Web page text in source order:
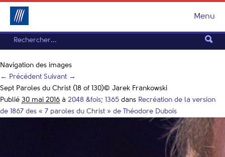
Menu
Navigation des images
← Précédent Suivant →
Sept Paroles du Christ (18 of 130)© Jarek Frankowski
Publié 30 mai 2016 à 2048 &fois; 1365 dans Recréation de la version
de 1867 des « 7 paroles du Christ » de Théodore Dubois